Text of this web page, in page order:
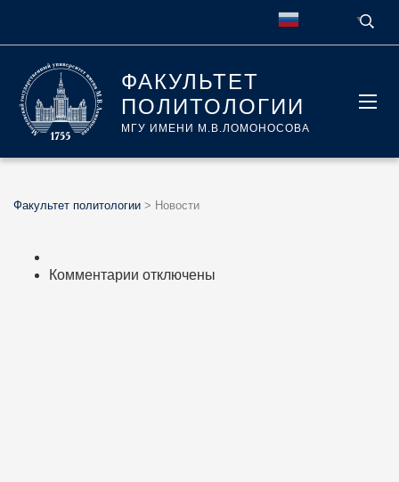
ФАКУЛЬТЕТ
ПОЛИТОЛОГИИ
МГУ ИМЕНИ М.В.ЛОМОНОСОВА
Факультет политологии > Новости
Комментарии котключены
▼